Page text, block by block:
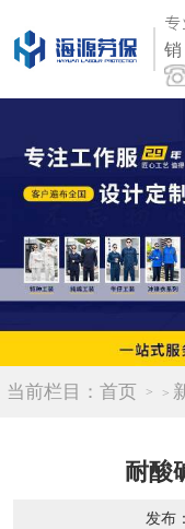
销
当前栏目： 首页 >
耐酸
发布